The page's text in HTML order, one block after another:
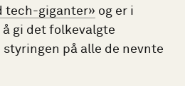
tech-giganter» og er i
gi det folkevalgte
på alle de nevnte